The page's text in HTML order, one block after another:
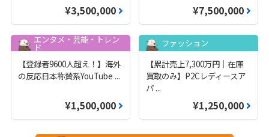
¥3,500,000 ¥7,500,000
エンタメ・芸能・トレン
ド
【登録者9600人超え！】海外
の反応日本称賛系YouTube ...
¥1,500,000
ファッション
【累計売上7,300万円｜在庫
買取のみ】P2Cレディースア
パ ...
¥1,250,000